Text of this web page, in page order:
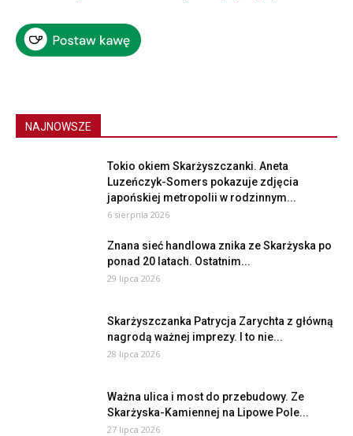
NAJNOWSZE
Tokio okiem Skarżyszczanki. Aneta
Luzeńczyk-Somers pokazuje zdjęcia
japońskiej metropolii w rodzinnym...
6 sierpnia 2026
Znana sieć handlowa znika ze Skarżyska po
ponad 20 latach. Ostatnim...
29 lipca 2026
Skarżyszczanka Patrycja Zarychta z główną
nagrodą ważnej imprezy. I to nie...
28 lipca 2026
Ważna ulica i most do przebudowy. Ze
Skarżyska-Kamiennej na Lipowe Pole...
27 lipca 2026